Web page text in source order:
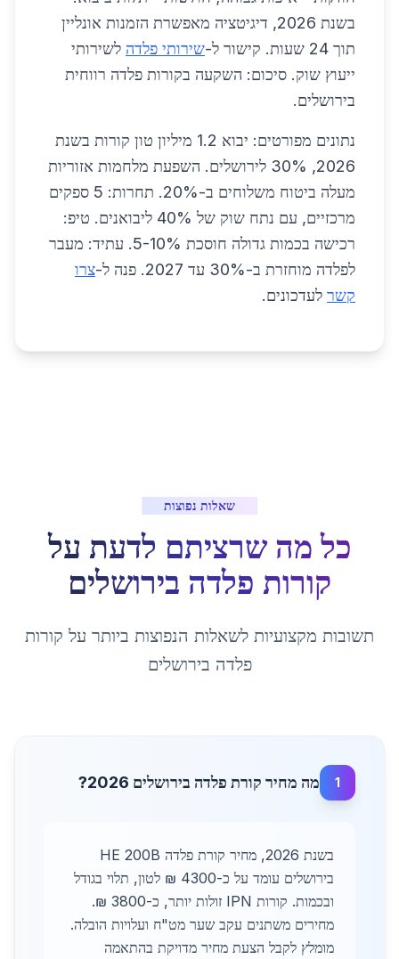
בשנת 2026, דיגיטציה מאפשרת הזמנות אונליין
תוך 24 שעות. קישור ל-
שירותי פלדה לשירותי
ייעוץ שוק. סיכום: השקעה בקורות פלדה רווחית
בירושלים.
נתונים מפורטים: יבוא 1.2 מיליון טון קורות בשנת
2026, 30% לירושלים. השפעת מלחמות אזוריות
מעלה ביטוח משלוחים ב-20%. תחרות: 5 ספקים
מרכזיים, עם נתח שוק של 40% ליבואנים. טיפ:
רכישה בכמות גדולה חוסכת 5-10%. עתיד: מעבר
לפלדה מוחזרת ב-30% עד 2027. פנה ל-
צרו
קשר לעדכונים.
שאלות נפוצות
כל מה שרציתם לדעת על
קורות פלדה בירושלים
תשובות מקצועיות לשאלות הנפוצות ביותר על קורות
פלדה בירושלים
1 מה מחיר קורת פלדה בירושלים 2026?
בשנת 2026, מחיר קורת פלדה HE 200B
בירושלים עומד על כ-4300 ₪ לטון, תלוי בגודל
ובכמות. קורות IPN זולות יותר, כ-3800 ₪.
מחירים משתנים עקב שער מט"ח ועלויות הובלה.
מומלץ לקבל הצעת מחיר מדויקת בהתאמה